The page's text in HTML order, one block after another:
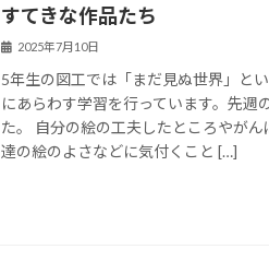
すてきな作品たち
2025年7月10日
5年生の図工では「まだ見ぬ世界」と
にあらわす学習を行っています。先週
た。 自分の絵の工夫したところやが
達の絵のよさなどに気付くこと […]